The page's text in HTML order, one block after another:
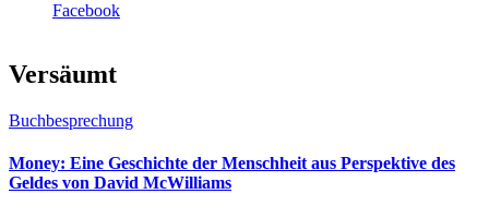
Facebook
Versäumt
Buchbesprechung
Money: Eine Geschichte der Menschheit aus Perspektive des
Geldes von David McWilliams